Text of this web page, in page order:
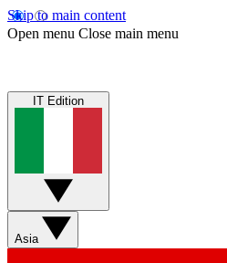
Skip to main content
Open menu Close main menu
IT Edition
Asia